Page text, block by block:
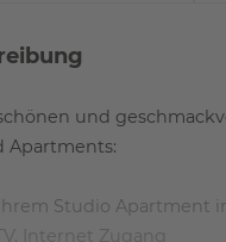
und
Apartments:
Studio Apartment
Internet Zugang